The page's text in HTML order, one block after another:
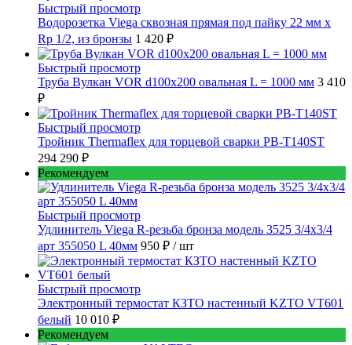
Быстрый просмотр
Водорозетка Viega сквозная прямая под пайку 22 мм х
Rp 1/2, из бронзы 1 420 ₽
Быстрый просмотр
Труба Вулкан VOR d100x200 овальная L = 1000 мм 3 410
₽
Быстрый просмотр
Тройник Thermaflex для торцевой сварки PB-T140ST
294 290 ₽
Рекомендуем
Быстрый просмотр
Удлинитель Viega R-резьба бронза модель 3525 3/4x3/4
арт 355050 L 40мм 950 ₽ / шт
Быстрый просмотр
Электронный термостат КЗТО настенный KZTO VT601
белый 10 010 ₽
Рекомендуем